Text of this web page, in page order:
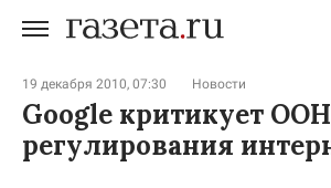
19 декабря 2010, 07:30 Новости
Google критикует
регулирования